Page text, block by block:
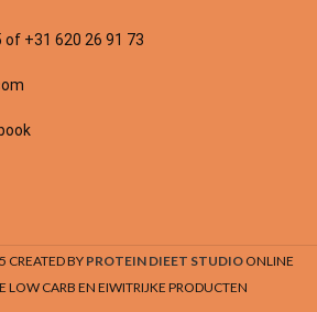
of +31 620 26 91 73
CREATED BY PROTEIN DIEET STUDIO ONLINE
LOW CARB EN EIWITRIJKE PRODUCTEN